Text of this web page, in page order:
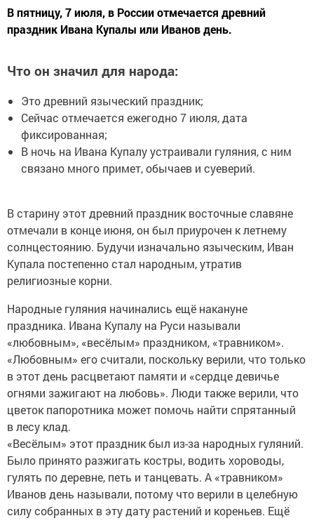
В пятницу, 7 июля, в России отмечается древний
праздник Ивана Купалы или Иванов день.
Что он значил для народа:
Это древний языческий праздник;
Сейчас отмечается ежегодно 7 июля, дата
фиксированная;
В ночь на Ивана Купалу устраивали гуляния, с ним
связано много примет, обычаев и суеверий.
В старину этот древний праздник восточные славяне
отмечали в конце июня, он был приурочен к летнему
солнцестоянию. Будучи изначально языческим, Иван
Купала постепенно стал народным, утратив
религиозные корни.
Народные гуляния начинались ещё накануне
праздника. Ивана Купалу на Руси называли
«любовным», «весёлым» праздником, «травником».
«Любовным» его считали, поскольку верили, что только
в этот день расцветают памяти и «сердце девичье
огнями зажигают на любовь». Люди также верили, что
цветок папоротника может помочь найти спрятанный
в лесу клад.
«Весёлым» этот праздник был из-за народных гуляний.
Было принято разжигать костры, водить хороводы,
гулять по деревне, петь и танцевать. А «травником»
Иванов день называли, потому что верили в целебную
силу собранных в эту дату растений и кореньев. Ещё